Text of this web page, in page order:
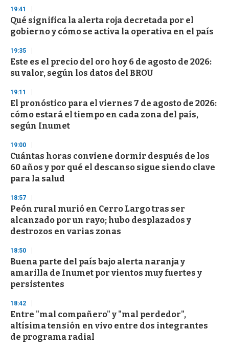
3
s
c
n
d
19:41
Qué significa la alerta roja decretada por el
gobierno y cómo se activa la operativa en el país
19:35
Este es el precio del oro hoy 6 de agosto de 2026:
su valor, según los datos del BROU
19:11
El pronóstico para el viernes 7 de agosto de 2026:
cómo estará el tiempo en cada zona del país,
según Inumet
19:00
Cuántas horas conviene dormir después de los
60 años y por qué el descanso sigue siendo clave
para la salud
18:57
Peón rural murió en Cerro Largo tras ser
alcanzado por un rayo; hubo desplazados y
destrozos en varias zonas
18:50
Buena parte del país bajo alerta naranja y
amarilla de Inumet por vientos muy fuertes y
persistentes
18:42
Entre "mal compañero" y "mal perdedor",
altísima tensión en vivo entre dos integrantes
de programa radial